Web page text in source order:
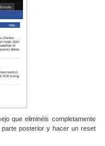
que eliminéis completamente
posterior y hacer un reset